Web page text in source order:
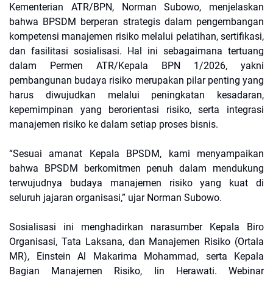
Kementerian ATR/BPN, Norman Subowo, menjelaskan
bahwa BPSDM berperan strategis dalam pengembangan
kompetensi manajemen risiko melalui pelatihan, sertifikasi,
dan fasilitasi sosialisasi. Hal ini sebagaimana tertuang
dalam Permen ATR/Kepala BPN 1/2026, yakni
pembangunan budaya risiko merupakan pilar penting yang
harus diwujudkan melalui peningkatan kesadaran,
kepemimpinan yang berorientasi risiko, serta integrasi
manajemen risiko ke dalam setiap proses bisnis.
“Sesuai amanat Kepala BPSDM, kami menyampaikan
bahwa BPSDM berkomitmen penuh dalam mendukung
terwujudnya budaya manajemen risiko yang kuat di
seluruh jajaran organisasi,” ujar Norman Subowo.
Sosialisasi ini menghadirkan narasumber Kepala Biro
Organisasi, Tata Laksana, dan Manajemen Risiko (Ortala
MR), Einstein Al Makarima Mohammad, serta Kepala
Bagian Manajemen Risiko, Iin Herawati. Webinar